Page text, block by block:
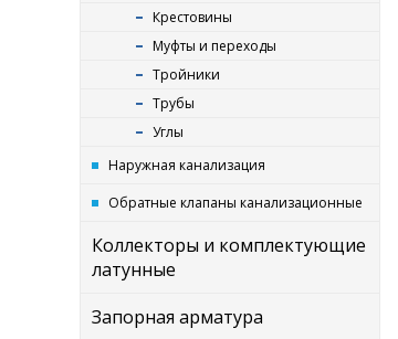
Крестовины
Муфты и переходы
Тройники
Трубы
Углы
Наружная канализация
Обратные клапаны канализационные
Коллекторы и комплектующие
латунные
Запорная арматура